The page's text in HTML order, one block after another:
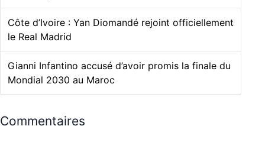
Côte d’Ivoire : Yan Diomandé rejoint officiellement
le Real Madrid
Gianni Infantino accusé d’avoir promis la finale du
Mondial 2030 au Maroc
Commentaires